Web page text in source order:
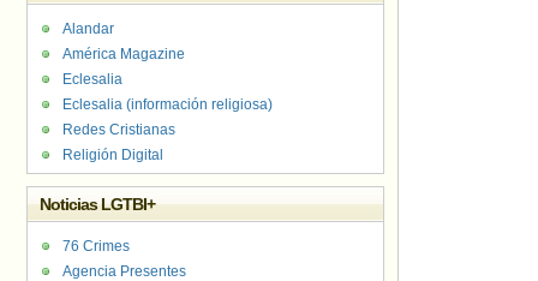
Alandar
América Magazine
Eclesalia
Eclesalia (información religiosa)
Redes Cristianas
Religión Digital
Noticias LGTBI+
76 Crimes
Agencia Presentes